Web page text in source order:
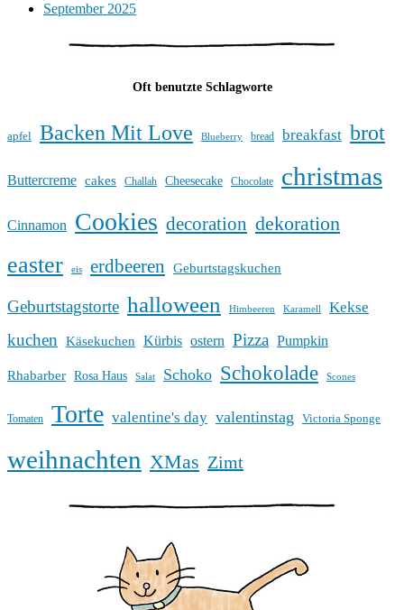
September 2025
Oft benutzte Schlagworte
apfel Backen Mit Love Blueberry bread breakfast brot
Buttercreme cakes Challah Cheesecake Chocolate christmas
Cinnamon Cookies decoration dekoration
easter eis erdbeeren Geburtstagskuchen
Geburtstagstorte halloween Himbeeren Karamell Kekse
kuchen Käsekuchen Kürbis ostern Pizza Pumpkin
Rhabarber Rosa Haus Salat Schoko Schokolade Scones
Tomaten Torte valentine's day valentinstag Victoria Sponge
weihnachten XMas Zimt